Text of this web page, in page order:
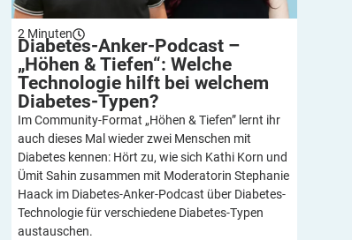
2 Minuten
Diabetes-Anker-Podcast –
„Höhen & Tiefen“: Welche
Technologie hilft bei welchem
Diabetes-Typen?
Im Community-Format „Höhen & Tiefen” lernt ihr
auch dieses Mal wieder zwei Menschen mit
Diabetes kennen: Hört zu, wie sich Kathi Korn und
Ümit Sahin zusammen mit Moderatorin Stephanie
Haack im Diabetes-Anker-Podcast über Diabetes-
Technologie für verschiedene Diabetes-Typen
austauschen.